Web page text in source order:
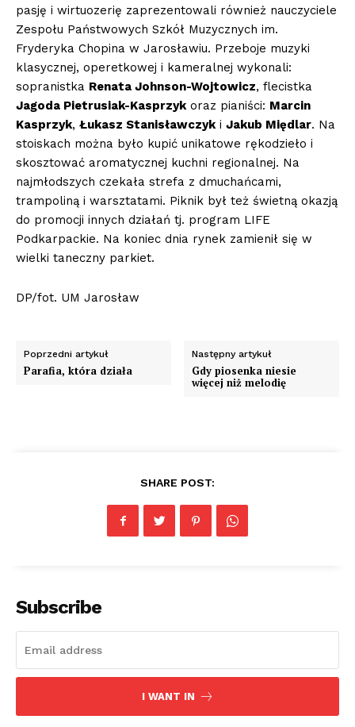
pasję i wirtuozerię zaprezentowali również nauczyciele
Zespołu Państwowych Szkół Muzycznych im.
Fryderyka Chopina w Jarosławiu. Przeboje muzyki
klasycznej, operetkowej i kameralnej wykonali:
sopranistka Renata Johnson-Wojtowicz, flecistka
Jagoda Pietrusiak-Kasprzykoraz pianiści: Marcin
Kasprzyk, Łukasz Stanisławczyki Jakub Międlar. Na
stoiskach można było kupić unikatowe rękodzieło i
skosztować aromatycznej kuchni regionalnej. Na
najmłodszych czekała strefa z dmuchańcami,
trampoliną i warsztatami. Piknik był też świetną okazją
do promocji innych działań tj. program LIFE
Podkarpackie. Na koniec dnia rynek zamienił się w
wielki taneczny parkiet.
DP/fot. UM Jarosław
Poprzedni artykuł
Parafia, która działa
Następny artykuł
Gdy piosenka niesie
więcej niż melodię
SHARE POST:
Subscribe
I WANT IN